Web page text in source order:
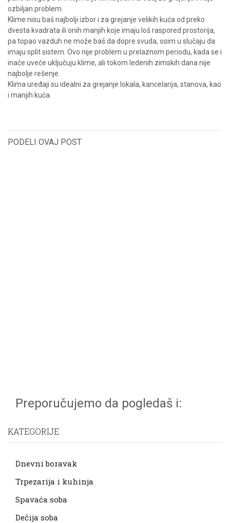
ozbiljan problem.
Klime nisu baš najbolji izbor i za grejanje velikih kuća od preko
dvesta kvadrata ili onih manjih koje imaju loš raspored prostorija,
pa topao vazduh ne može baš da dopre svuda, osim u slučaju da
imaju split sistem. Ovo nije problem u prelaznom periodu, kada se i
inače uveče uključuju klime, ali tokom ledenih zimskih dana nije
najbolje rešenje.
Klima uređaji su idealni za grejanje lokala, kancelarija, stanova, kao
i manjih kuća.
PODELI OVAJ POST
Preporučujemo da pogledaš i:
KATEGORIJE
Dnevni boravak
Trpezarija i kuhinja
Spavaća soba
Dečija soba